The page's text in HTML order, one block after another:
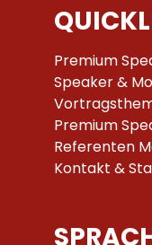
Premium
Speaker &
Premium
Referenten
Kontakt &